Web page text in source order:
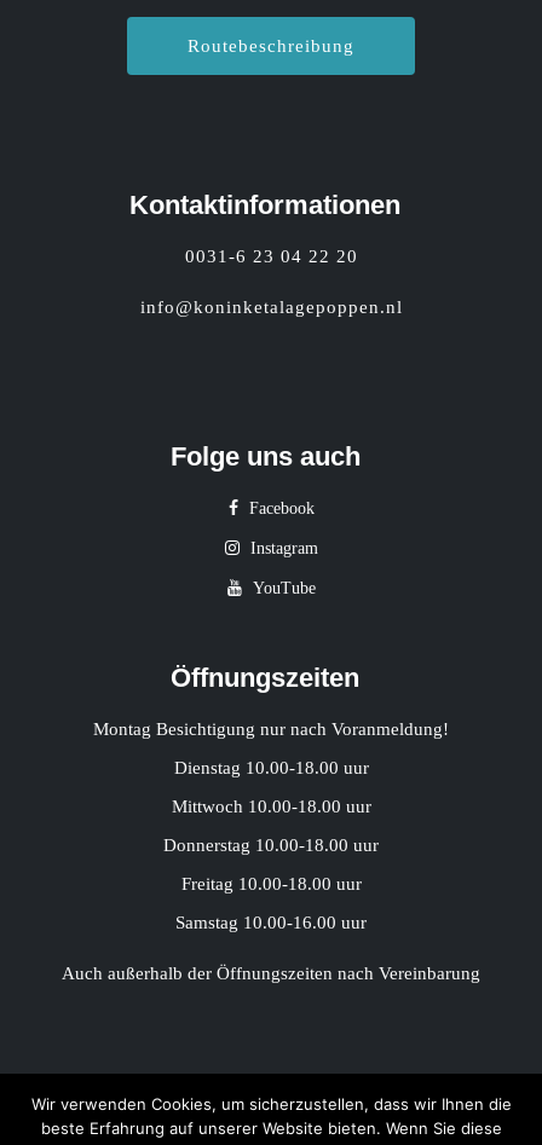
Routebeschreibung
Kontaktinformationen
0031-6 23 04 22 20
info@koninketalagepoppen.nl
Folge uns auch
Facebook
Instagram
YouTube
Öffnungszeiten
Montag Besichtigung nur nach Voranmeldung!
Dienstag 10.00-18.00 uur
Mittwoch 10.00-18.00 uur
Donnerstag 10.00-18.00 uur
Freitag 10.00-18.00 uur
Samstag 10.00-16.00 uur
Auch außerhalb der Öffnungszeiten nach Vereinbarung
Copyright 2021 Konink Etalagepoppen ●Algemene
Wir verwenden Cookies, um sicherzustellen, dass wir Ihnen die
beste Erfahrung auf unserer Website bieten. Wenn Sie diese